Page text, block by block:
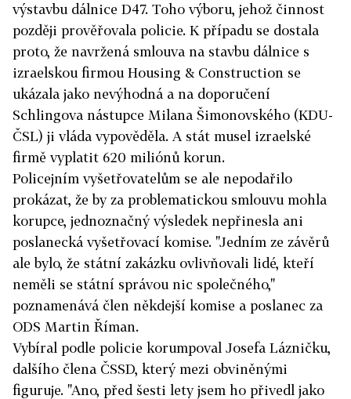
výstavbu dálnice D47. Toho výboru, jehož činnost
později prověřovala policie. K případu se dostala
proto, že navržená smlouva na stavbu dálnice s
izraelskou firmou Housing & Construction se
ukázala jako nevýhodná a na doporučení
Schlingova nástupce Milana Šimonovského (KDU-
ČSL) ji vláda vypověděla. A stát musel izraelské
firmě vyplatit 620 miliónů korun.
Policejním vyšetřovatelům se ale nepodařilo
prokázat, že by za problematickou smlouvu mohla
korupce, jednoznačný výsledek nepřinesla ani
poslanecká vyšetřovací komise. "Jedním ze závěrů
ale bylo, že státní zakázku ovlivňovali lidé, kteří
neměli se státní správou nic společného,"
poznamenává člen někdejší komise a poslanec za
ODS Martin Říman.
Vybíral podle policie korumpoval Josefa Lázničku,
dalšího člena ČSSD, který mezi obviněnými
figuruje. "Ano, před šesti lety jsem ho přivedl jako